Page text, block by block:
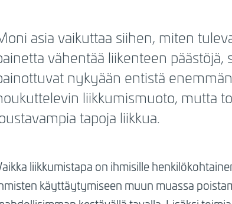
asia vaikuttaa siihen, miten
vähentää liikenteen
nykyään entistä
liikkumismuoto, mutta
tapoja liikkua.
liikkumistapa on ihmisille
käyttäytymiseen muun muassa